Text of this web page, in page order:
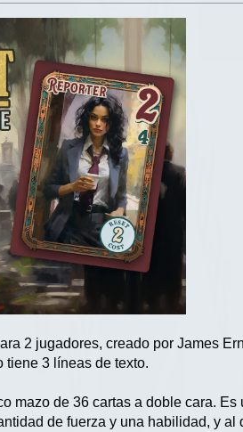
2 jugadores, creado por James
tiene 3 líneas de texto.
mazo de 36 cartas a doble cara.
de fuerza y una habilidad, y